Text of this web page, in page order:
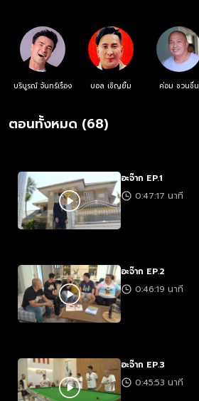
แจ๊ส ชวนชื่น
บริบูรณ์ จันทร์เรือง บอล เชิญยิ้ม ค่อม ชวนชื่น
ตอนทั้งหมด (68)
อะจ๊าก EP.1
0:47:17 นาที
อะจ๊าก EP.2
0:46:19 นาที
อะจ๊าก EP.3
0:45:53 นาที